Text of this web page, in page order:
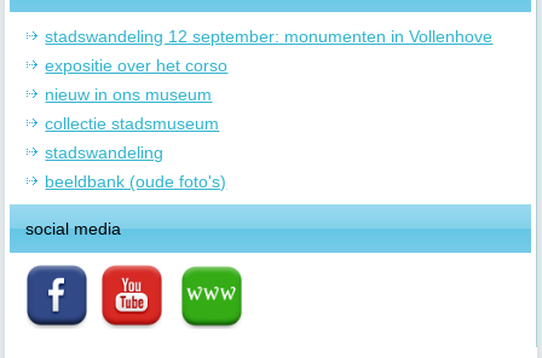
stadswandeling 12 september: monumenten in Vollenhove
expositie over het corso
nieuw in ons museum
collectie stadsmuseum
stadswandeling
beeldbank (oude foto's)
social media